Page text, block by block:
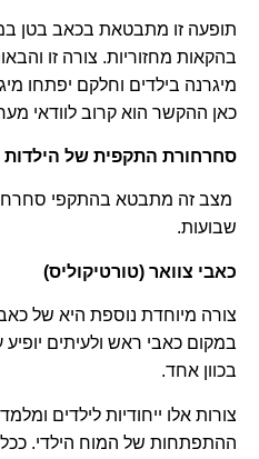
תופעה זומתבטאת בכאב בטן
בהקאות מחזוריות. צורה זו והבאות
מיגרנה בילדים וחלקם יפתחו
כאן ההקשר הוא קרוב לוודאי
סחרחורת התקפית של הילדות
מצב זה מתבטא בהתקפי
שבועות.
כאבי צוואר (טורטיקוליס)
צורה מיוחדת נוספת היא של כאבי
במקום כאבי ראש ולעיתים יופיע
בכוון אחד.
צורות אלו ייחודיות לילדים
ההתפתחות של המוח הילדי. ככל